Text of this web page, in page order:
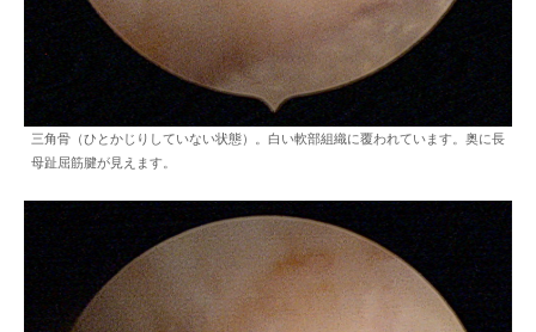
三角骨（ひとかじりしていない状態）。白い軟部組織に覆われています。奥に長
母趾屈筋腱が見えます。